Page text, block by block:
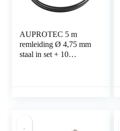
AUPROTEC 5 m
remleiding Ø 4,75 mm
staal in set + 10